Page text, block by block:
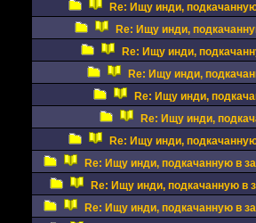
Re: Ищу инди,
Re: Ищу инди,
Re: Ищу инди,
Re: Ищу инди,
Re: Ищу инди,
Re: Ищу инди,
Re: Ищу инди,
Re: Ищу инди, подкачанную в
Re: Ищу инди, подкачанную в
Re: Ищу инди, подкачанную в